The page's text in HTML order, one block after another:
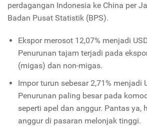
perdagangan Indonesia ke China per
Badan Pusat Statistik (BPS).
Ekspor merosot 12,07% menjadi
Penurunan tajam terjadi pada
(migas) dan non-migas.
Impor turun sebesar 2,71% menjadi
Penurunan paling besar pada
seperti apel dan anggur. Pantas ya,
anggur di pasaran melonjak tinggi.